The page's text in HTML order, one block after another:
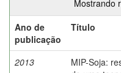
Mostrando
Ano de
publicação
Título
2013
MIP-Soja: